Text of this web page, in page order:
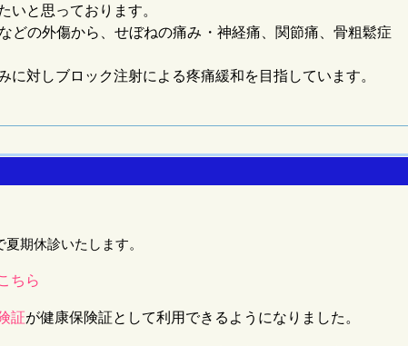
いと思っております。
どの外傷から、せぼねの痛み・神経痛、関節痛、骨粗鬆症
に対しブロック注射による疼痛緩和を目指しています。
期休診いたします。
ちら
証が健康保険証として利用できるようになりました。